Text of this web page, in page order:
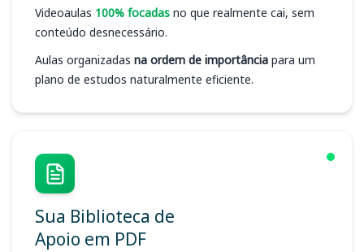
Videoaulas 100% focadas no que realmente cai, sem
conteúdo desnecessário.
Aulas organizadas na ordem de importância para um
plano de estudos naturalmente eficiente.
Sua Biblioteca de
Apoio em PDF